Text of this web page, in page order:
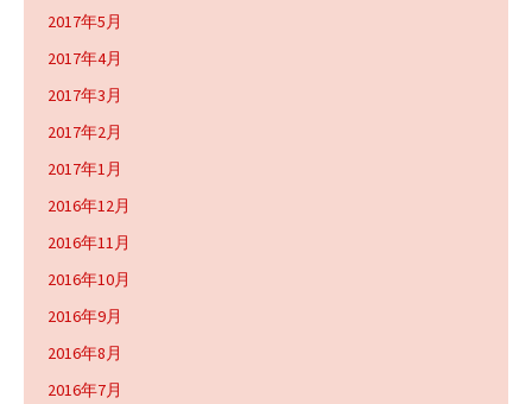
2017年5月
2017年4月
2017年3月
2017年2月
2017年1月
2016年12月
2016年11月
2016年10月
2016年9月
2016年8月
2016年7月